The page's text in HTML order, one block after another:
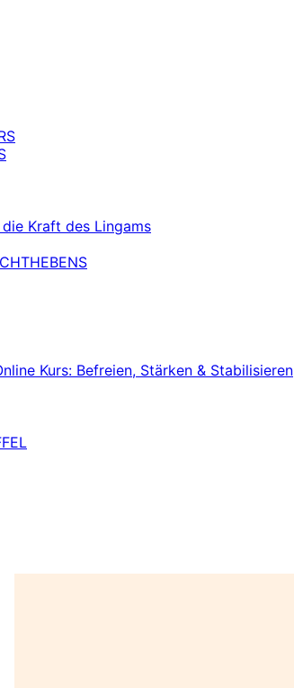
Kraft des Lingams
Kurs: Befreien, Stärken & Stabilisieren